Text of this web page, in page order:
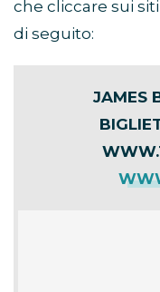
che cliccare sui
di seguito:
JAMES